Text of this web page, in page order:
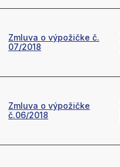
Zmluva o výpožičke č.
07/2018
Zmluva o výpožičke
č.06/2018